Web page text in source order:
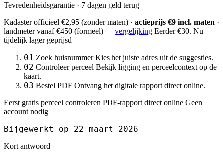
Tevredenheidsgarantie · 7 dagen geld terug
Kadaster officieel €2,95 (zonder maten) · actieprijs €9 incl. maten ·
landmetervanaf €450 (formeel) — vergelijking Eerder €30. Nu
tijdelijk lager geprijsd
01 Zoek huisnummer Kies het juiste adres uit de suggesties.
02 Controleer perceel Bekijk ligging en perceelcontext op de
kaart.
03 Bestel PDF Ontvang het digitale rapport direct online.
Eerst gratis perceel controleren PDF-rapport direct online Geen
account nodig
Bijgewerkt op 22 maart 2026
Kort antwoord